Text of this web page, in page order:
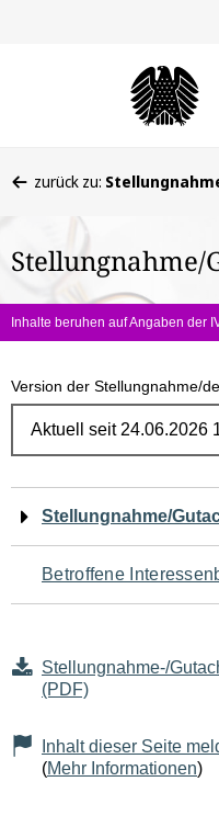
befinden
hier:
zurück zu:
Stellungnahme/
Inhalte beruhen auf Angaben der
Version der Stellungnahme/
Navigation
für
den
Seiteninhalt
Stellungnahme/
Betroffene
Stellungnahme-/
(PDF)
Inhalt dieser Seite
(Mehr Informationen)